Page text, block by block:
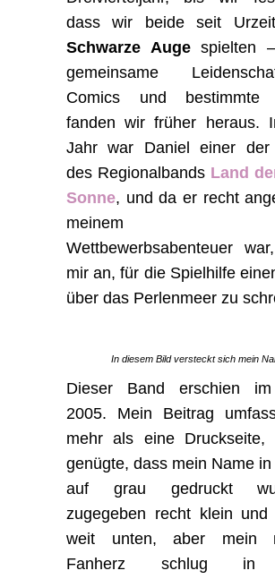
dass wir beide seit
Schwarze Auge spielten
gemeinsame
Comics und bestimmte
fanden wir früher heraus.
Jahr war Daniel einer der
des Regionalbands Land
Sonne, und da er recht
meinem
Wettbewerbsabenteuer
mir an, für die Spielhilfe
über das Perlenmeer zu
In diesem Bild versteckt sich mein
Dieser Band erschien
2005. Mein Beitrag
mehr als eine Druckseite,
genügte, dass mein Name
auf grau gedruckt
zugegeben recht klein und
weit unten, aber mein
Fanherz schlug in